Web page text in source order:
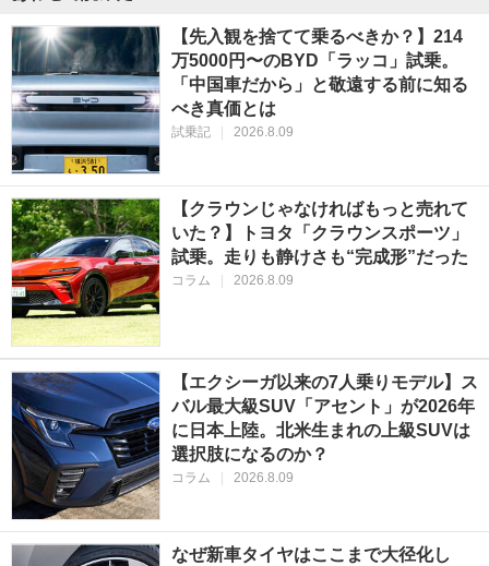
【先入観を捨てて乗るべきか？】214
万5000円〜のBYD「ラッコ」試乗。
「中国車だから」と敬遠する前に知る
べき真価とは
試乗記 2026.8.09
【クラウンじゃなければもっと売れて
いた？】トヨタ「クラウンスポーツ」
試乗。走りも静けさも“完成形”だった
コラム 2026.8.09
【エクシーガ以来の7人乗りモデル】ス
バル最大級SUV「アセント」が2026年
に日本上陸。北米生まれの上級SUVは
選択肢になるのか？
コラム 2026.8.09
なぜ新車タイヤはここまで大径化し